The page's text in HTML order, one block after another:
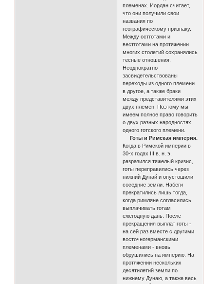
племенах. Иордан считает,
что они получили свои
названия по
географическому признаку.
Между остготами и
вестготами на протяжении
многих столетий сохранялись
тесные отношения.
Неоднократно
засвидетельствованы
переходы из одного племени
в другое, а также браки
между представителями этих
двух племен. Поэтому мы
имеем полное право говорить
о двух разных народностях
одного готского племени.
Готы и Римская империя.
Когда в Римской империи в
30-х годах III в. н. э.
разразился тяжелый кризис,
готы переправились через
нижний Дунай и опустошили
соседние земли. Набеги
прекратились лишь тогда,
когда римляне согласились
выплачивать готам
ежегодную дань. После
прекращения выплат готы -
на сей раз вместе с другими
восточногерманскими
племенами - вновь
обрушились на империю. На
протяжении нескольких
десятилетий земли по
нижнему Дунаю, а также весь